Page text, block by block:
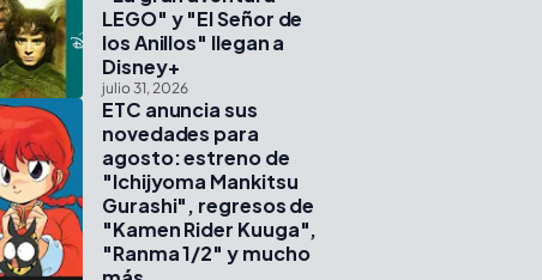
LEGO" y "El Señor de
los Anillos" llegan a
Disney+
julio 31, 2026
ETC anuncia sus
novedades para
agosto: estreno de
"Ichijyoma Mankitsu
Gurashi", regresos de
"Kamen Rider Kuuga",
"Ranma 1/2" y mucho